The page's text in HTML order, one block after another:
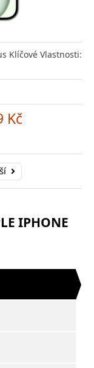
Klíčové Vlastnosti:
Kč
IPHONE